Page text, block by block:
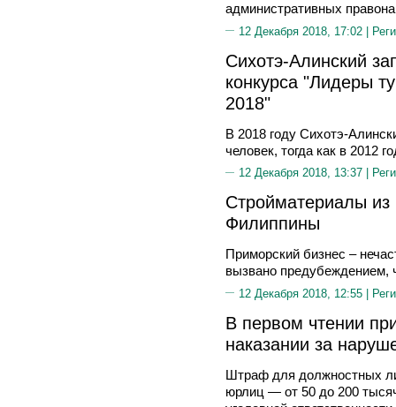
административных
12 Декабря 2018, 17:02 |
Сихотэ-Алинский
конкурса "Лидеры
2018"
В 2018 году Сихотэ-
человек, тогда как в 2012
12 Декабря 2018, 13:37 |
Cтройматериалы
Филиппины
Приморский бизнес –
вызвано предубеждением,
12 Декабря 2018, 12:55 |
В первом чтении
наказании за
Штраф для должностных
юрлиц — от 50 до 200